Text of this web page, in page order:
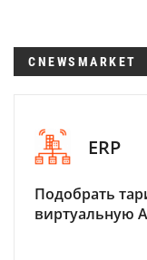
CNEWSMARKET
ERP
Подобрать
виртуальную